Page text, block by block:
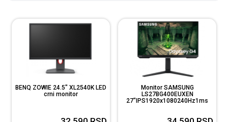
BENQ ZOWIE 24.5" XL2540K LED
crni monitor
Monitor SAMSUNG
LS27BG400EUXEN
27"IPS1920x1080240Hz1ms